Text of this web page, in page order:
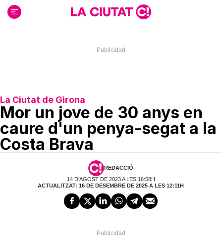
contenido
La Ciutat de Girona
Mor un jove de 30 anys en
caure d'un penya-segat a la
Costa Brava
REDACCIÓ
14 D'AGOST DE 2023 A LES 16:58H
ACTUALITZAT: 16 DE DESEMBRE DE 2025 A LES 12:11H